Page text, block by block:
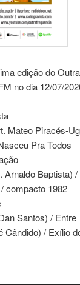
edição do
no dia 12/07/
Mateo Piracés-
Pra Todos
Baptista)
compacto 1982
Santos) / Entre
/ Exílio